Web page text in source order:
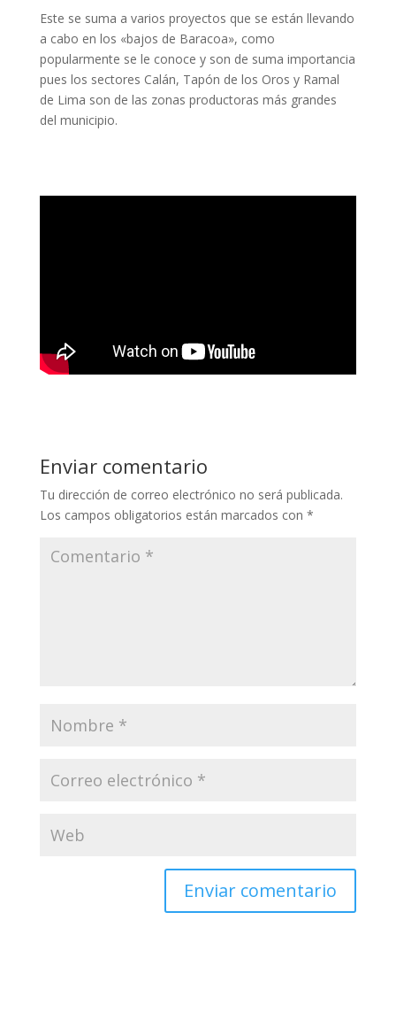
Este se suma a varios proyectos que se están llevando
a cabo en los «bajos de Baracoa», como
popularmente se le conoce y son de suma importancia
pues los sectores Calán, Tapón de los Oros y Ramal
de Lima son de las zonas productoras más grandes
del municipio.
Enviar comentario
Tu dirección de correo electrónico no será publicada.
Los campos obligatorios están marcados con *